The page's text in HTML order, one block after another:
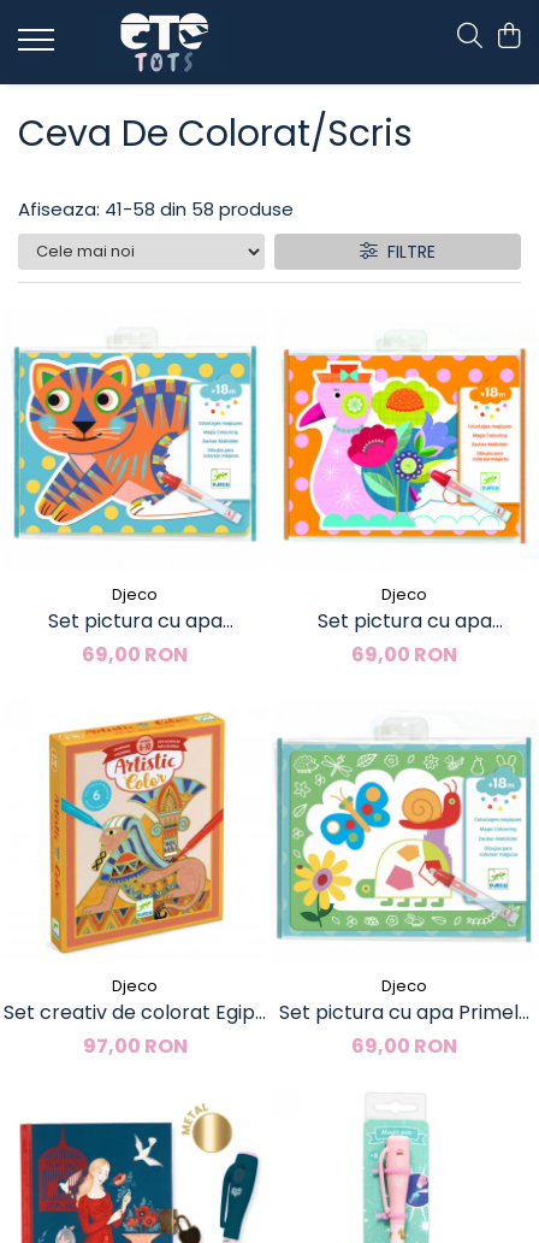
CĂRUCIOARE & SCAUNE AUTO
cărucioare YOYO
cărucioare U-GROW
scaune auto pentru avion
accesorii cărucioare
accesorii scaun avion
Ceva De Colorat/scris
Afiseaza: 41-58 din 58 produse
FILTRE
Djeco
Set pictura cu apa
Animalo-Ma, Djeco
69,00 RON
Djeco
Set pictura cu apa
Animalo-Len, Djeco
69,00 RON
Djeco
Set creativ de colorat Egipt,
Djeco
97,00 RON
Djeco
Set pictura cu apa Primele
desene, Djeco
69,00 RON